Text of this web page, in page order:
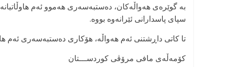
بە گوێرەی هەواڵەکان، دەستبەسەری هەموو ئەم
سپای پاسدارانی ئێرانەوە بووە.
تا کاتی داڕشتنی ئەم هەواڵە، هۆکاری دەستبەسەری ئەم
کۆمەڵەی مافی مرۆڤی کوردســـتان